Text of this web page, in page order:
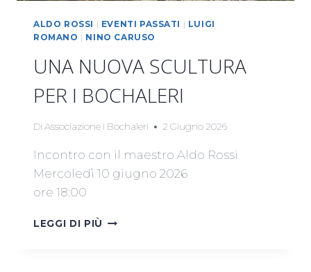
ALDO ROSSI | EVENTI PASSATI | LUIGI
ROMANO | NINO CARUSO
UNA NUOVA SCULTURA
PER I BOCHALERI
Di Associazione I Bochaleri 2 Giugno 2026
Incontro con il maestro Aldo Rossi
Mercoledì 10 giugno 2026
ore 18:00
LEGGI DI PIÙ UNA